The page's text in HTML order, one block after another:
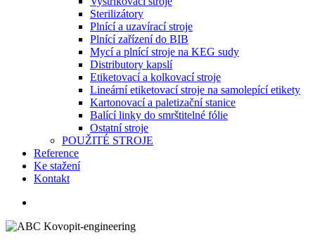
Sterilizátory
Plnící a uzavírací stroje
Plnící zařízení do BIB
Mycí a plnící stroje na KEG sudy
Distributory kapslí
Etiketovací a kolkovací stroje
Lineární etiketovací stroje na samolepící etikety
Kartonovací a paletizační stanice
Balící linky do smrštitelné fólie
Ostatní stroje
POUŽITÉ STROJE
Reference
Ke stažení
Kontakt